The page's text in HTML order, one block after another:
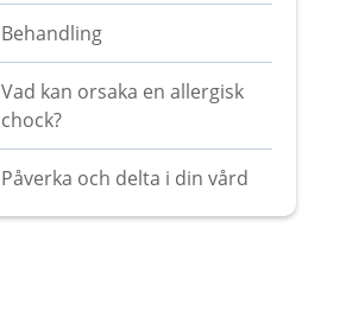
Behandling
Vad kan orsaka en allergisk
chock?
Påverka och delta i din vård